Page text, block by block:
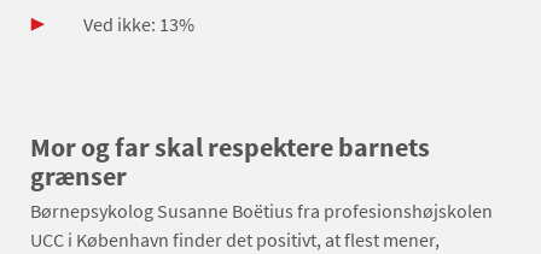
Ved ikke: 13%
Mor og far skal respektere barnets
grænser
Børnepsykolog Susanne Boëtius fra profesionshøjskolen
UCC i København finder det positivt, at flest mener,